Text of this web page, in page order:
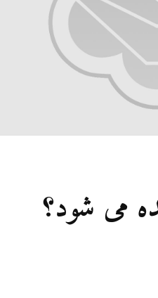
می شود؟